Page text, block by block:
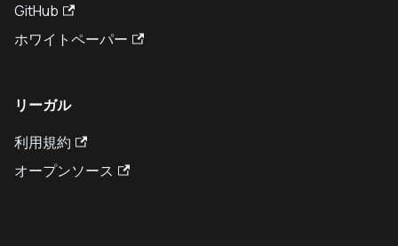
GitHub
ホワイトペーパー
リーガル
利用規約
オープンソース